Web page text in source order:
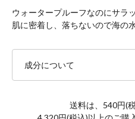
ウォータープルーフなのにサラ
肌に密着し、落ちないので海の
成分について